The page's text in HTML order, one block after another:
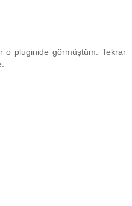
o pluginide görmüştüm. Tekrar